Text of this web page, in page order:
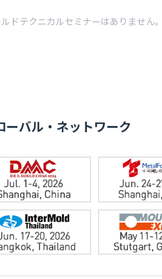
ドテクニカルセミナーはありません。
バル・ネットワーク